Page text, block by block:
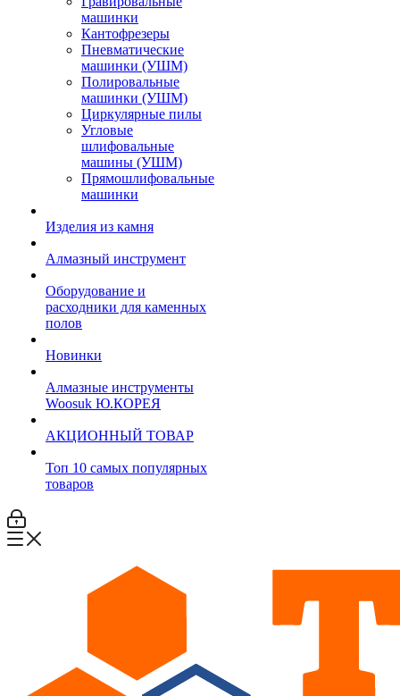
машинки
Кантофрезеры
Пневматические
машинки (УШМ)
Полировальные
машинки (УШМ)
Циркулярные пилы
Угловые
шлифовальные
машины (УШМ)
Прямошлифовальные
машинки
Изделия из камня
Алмазный инструмент
Оборудование и
расходники для каменных
полов
Новинки
Алмазные инструменты
Woosuk Ю.КОРЕЯ
АКЦИОННЫЙ ТОВАР
Топ 10 самых популярных
товаров